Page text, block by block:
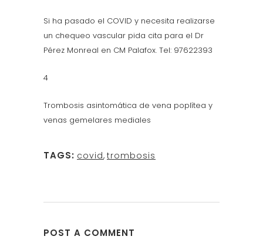
Si ha pasado el COVID y necesita realizarse
un chequeo vascular pida cita para el Dr
Pérez Monreal en CM Palafox. Tel: 97622393
4
Trombosis asintomática de vena poplítea y
venas gemelares mediales
TAGS: covid, trombosis
POST A COMMENT